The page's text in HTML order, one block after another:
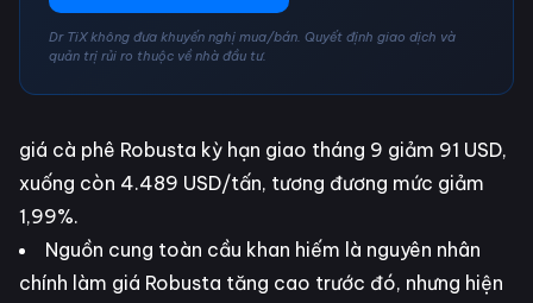
Dr TiX không đưa khuyến nghị mua/bán. Quyết định giao dịch và
quản trị rủi ro thuộc về nhà đầu tư.
giá cà phê Robusta kỳ hạn giao tháng 9 giảm 91 USD,
xuống còn 4.489 USD/tấn, tương đương mức giảm
1,99%.
Nguồn cung toàn cầu khan hiếm là nguyên nhân
chính làm giá Robusta tăng cao trước đó, nhưng hiện